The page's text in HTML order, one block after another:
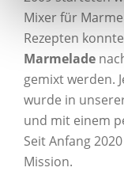
Mixer für
Rezepten
Marmelade
gemixt werden.
wurde in
und mit einem
Seit Anfang
Mission.